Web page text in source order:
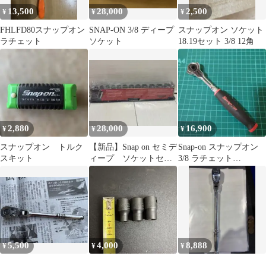
¥ 13,500
FHLFD80スナップオン
ラチェット
¥28,000
SNAP-ON 3/8 ディープ
ソケット
¥ 2,500
スナップオン ソケット
18.19セット 3/8 12角
¥2,880
スナップオン トルク
スキット
¥28,000
【新品】Snap on セミデ
ィープ ソケットセッ
ト 212FSMSY
¥ 16,900
Snap-on スナップオン
3/8 ラチェット
FHCNF72 スイベル
¥5,500 ¥4,000 ¥8,888